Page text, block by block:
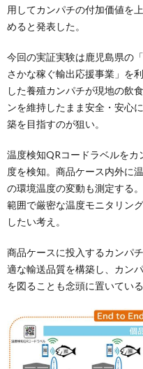
用してカンパチの付加価値を
めると発表した。
今回の実証実験は鹿児島県の
さかな稼ぐ輸出応援事業」を
した養殖カンパチが現地の飲
ンを維持したまま安全・安心
築を目指すのが狙い。
温度検知QRコードラベルを
度を検知。商品ケース内外に
の環境温度の変動も測定する
範囲で厳密な温度モニタリン
したい考え。
商品ケースに投入するカンパ
適な輸送品質を構築し、カン
を図ることも念頭に置いている